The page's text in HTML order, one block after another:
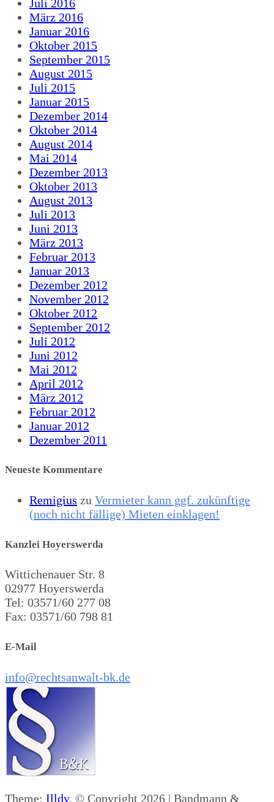
Juli 2016
März 2016
Januar 2016
Oktober 2015
September 2015
August 2015
Juli 2015
Januar 2015
Dezember 2014
Oktober 2014
August 2014
Mai 2014
Dezember 2013
Oktober 2013
August 2013
Juli 2013
Juni 2013
März 2013
Februar 2013
Januar 2013
Dezember 2012
November 2012
Oktober 2012
September 2012
Juli 2012
Juni 2012
Mai 2012
April 2012
März 2012
Februar 2012
Januar 2012
Dezember 2011
Neueste Kommentare
Remigius zu Vermieter kann ggf. zukünftige
(noch nicht fällige) Mieten einklagen!
Kanzlei Hoyerswerda
Wittichenauer Str. 8
02977 Hoyerswerda
Tel: 03571/60 277 08
Fax: 03571/60 798 81
E-Mail
info@rechtsanwalt-bk.de
Theme: Illdy. © Copyright 2026 | Bandmann &